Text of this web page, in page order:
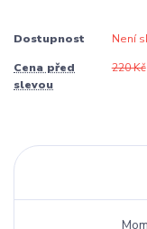
Dostupnost Není
Cena před
slevou
220 Kč